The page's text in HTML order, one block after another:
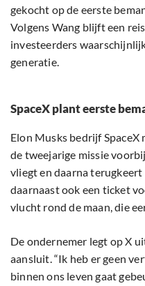
gekocht op de eerste
Volgens Wang blijft een
investeerders
generatie.
SpaceX plant eerste
Elon Musks bedrijf SpaceX
de tweejarige missie
vliegt en daarna terugkeert
daarnaast ook een ticket
vlucht rond de maan, die
De ondernemer legt op X
aansluit. “Ik heb er geen
binnen ons leven gaat